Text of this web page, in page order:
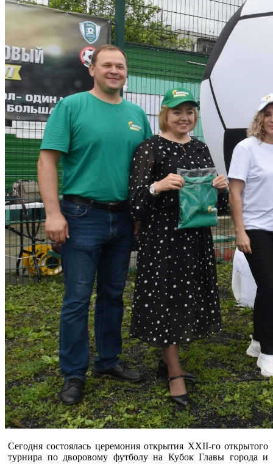
Сегодня состоялась церемония открытия ХХII-го открытого
турнира по дворовому футболу на Кубок Главы города и